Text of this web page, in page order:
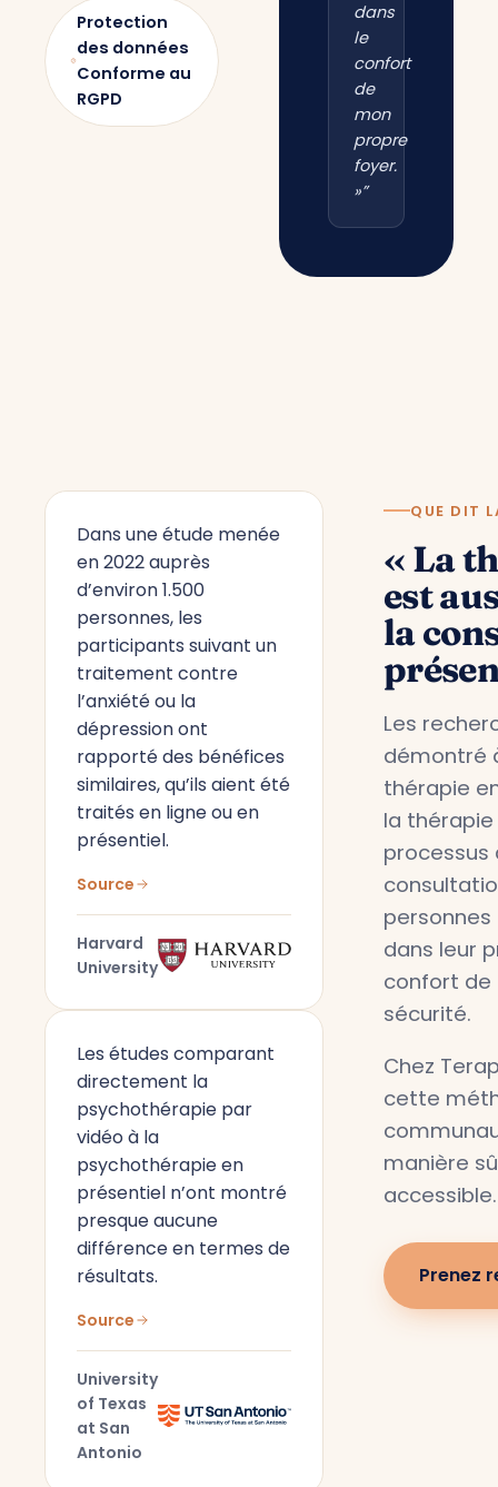
Protection
des données
Conforme au
RGPD
dans
le
confort
de
mon
propre
foyer.
»”
Dans une étude menée
en 2022 auprès
d’environ 1.500
personnes, les
participants suivant un
traitement contre
l’anxiété ou la
dépression ont
rapporté des bénéfices
similaires, qu’ils aient été
traités en ligne ou en
présentiel.
Source
Harvard
University
Les études comparant
directement la
psychothérapie par
vidéo à la
psychothérapie en
présentiel n’ont montré
presque aucune
différence en termes de
résultats.
Source
University
of Texas
at San
Antonio
QUE DIT
« La
est
la
Les
démontré
thérapie
la
processus
personnes
dans leur
confort de
sécurité.
Chez
cette
manière
accessible.
Prenez